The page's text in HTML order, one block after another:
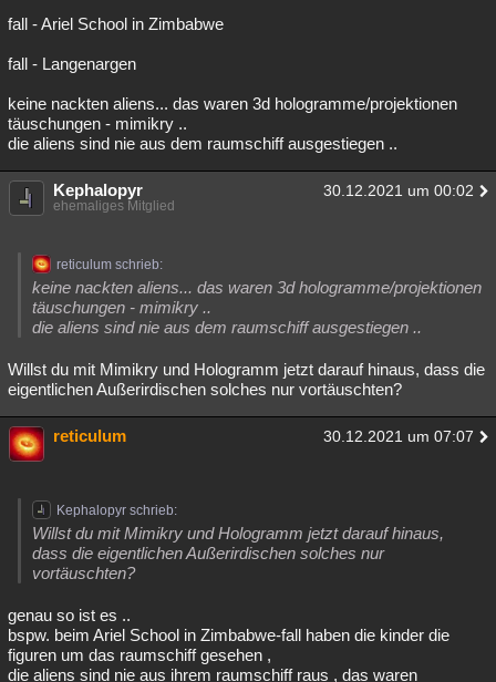
fall - Ariel School in Zimbabwe
fall - Langenargen
keine nackten aliens... das waren 3d hologramme/projektionen
täuschungen - mimikry ..
die aliens sind nie aus dem raumschiff ausgestiegen ..
Kephalopyr 30.12.2021 um 00:02
ehemaliges Mitglied
reticulum schrieb:
keine nackten aliens... das waren 3d hologramme/projektionen
täuschungen - mimikry ..
die aliens sind nie aus dem raumschiff ausgestiegen ..
Willst du mit Mimikry und Hologramm jetzt darauf hinaus, dass die
eigentlichen Außerirdischen solches nur vortäuschten?
reticulum 30.12.2021 um 07:07
Kephalopyr schrieb:
Willst du mit Mimikry und Hologramm jetzt darauf hinaus,
dass die eigentlichen Außerirdischen solches nur
vortäuschten?
genau so ist es ..
bspw. beim Ariel School in Zimbabwe-fall haben die kinder die
figuren um das raumschiff gesehen ,
die aliens sind nie aus ihrem raumschiff raus , das waren